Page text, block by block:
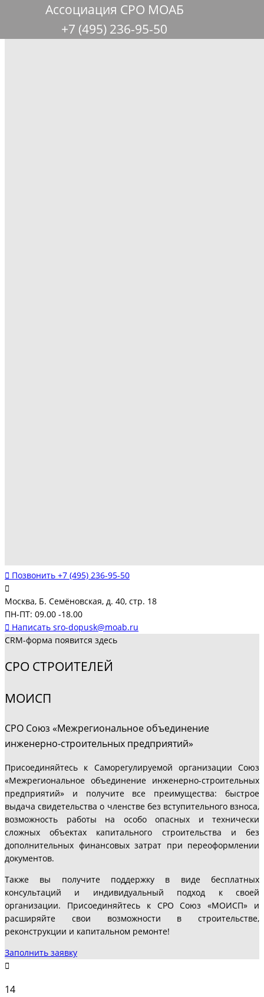
Позвонить +7 (495) 236-95-50
Москва, Б. Семёновская, д. 40, стр. 18
ПН-ПТ: 09.00 -18.00
Написать sro-dopusk@moab.ru
Ассоциация СРО МОАБ
+7 (495) 236-95-50
CRM-форма появится здесь
СРО СТРОИТЕЛЕЙ
МОИСП
СРО Союз «Межрегиональное объединение
инженерно-строительных предприятий»
Присоединяйтесь к Саморегулируемой организации Союз
«Межрегиональное объединение инженерно-строительных
предприятий» и получите все преимущества: быстрое
выдача свидетельства о членстве без вступительного взноса,
возможность работы на особо опасных и технически
сложных объектах капитального строительства и без
дополнительных финансовых затрат при переоформлении
документов.
Также вы получите поддержку в виде бесплатных
консультаций и индивидуальный подход к своей
организации. Присоединяйтесь к СРО Союз «МОИСП» и
расширяйте свои возможности в строительстве,
реконструкции и капитальном ремонте!
Заполнить заявку
14